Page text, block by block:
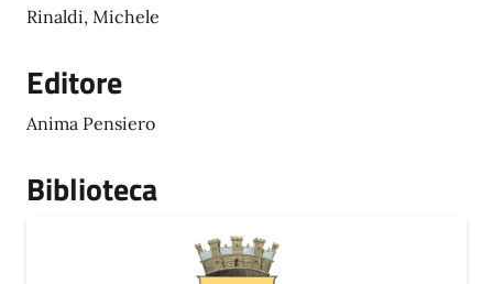
Rinaldi, Michele
Editore
Anima Pensiero
Biblioteca